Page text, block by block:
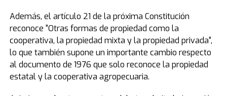
Además, el artículo 21 de la próxima Constitución
reconoce "Otras formas de propiedad como la
cooperativa, la propiedad mixta y la propiedad privada",
lo que también supone un importante cambio respecto
al documento de 1976 que solo reconoce la propiedad
estatal y la cooperativa agropecuaria.